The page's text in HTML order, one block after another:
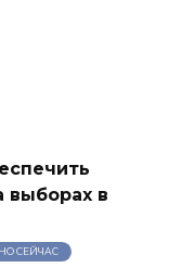
в
СЕЙЧАС